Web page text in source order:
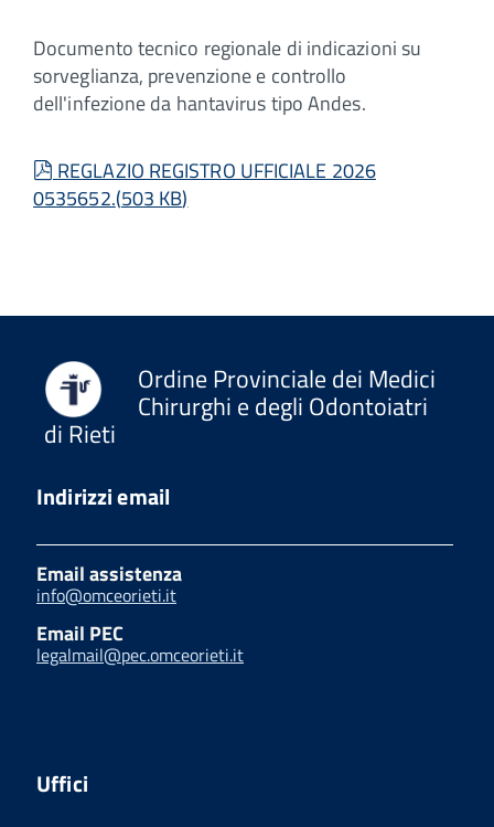
Documento tecnico regionale di indicazioni su
sorveglianza, prevenzione e controllo
dell'infezione da hantavirus tipo Andes.
pdf
REGLAZIO REGISTRO UFFICIALE 2026
0535652.(503 KB)
Ordine Provinciale dei Medici
Chirurghi e degli Odontoiatri
di Rieti
Indirizzi email
Email assistenza
info@omceorieti.it
Email PEC
legalmail@pec.omceorieti.it
Uffici